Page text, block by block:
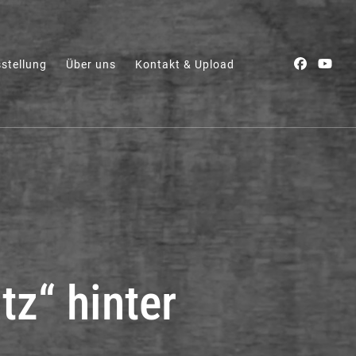
Projekt
Über uns Kontakt & Upload
hinter